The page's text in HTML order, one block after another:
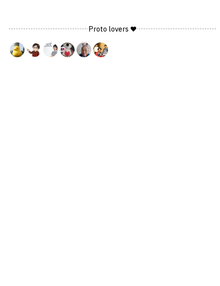
Proto lovers ♥